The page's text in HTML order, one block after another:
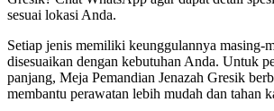
sesuai lokasi Anda.
Setiap jenis memiliki keunggulannya masing-
disesuaikan dengan kebutuhan Anda. Untuk
panjang, Meja Pemandian Jenazah Gresik
membantu perawatan lebih mudah dan tahan